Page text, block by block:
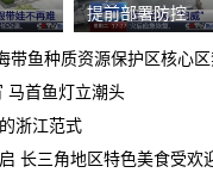
A7被售抵押车，车辆
楼
发现欺诈消费者后拒绝
提前部署防控
带鱼种质资源保护区核心区
马首鱼灯立潮头
浙江范式
长三角地区特色美食受欢